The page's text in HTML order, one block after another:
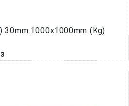
30mm 1000x1000mm (Kg)